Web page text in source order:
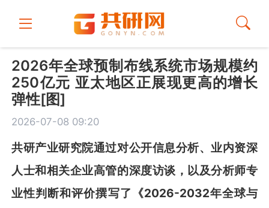
2026年全球预制布线系统市场规模约
250亿元 亚太地区正展现更高的增长
弹性[图]
2026-07-08 09:20
共研产业研究院通过对公开信息分析、业内资深
人士和相关企业高管的深度访谈，以及分析师专
业性判断和评价撰写了《2026-2032年全球与